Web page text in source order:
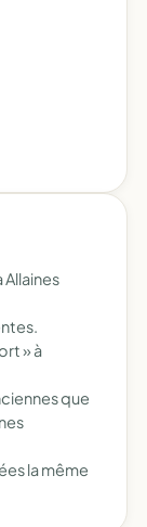
» à
que
la même